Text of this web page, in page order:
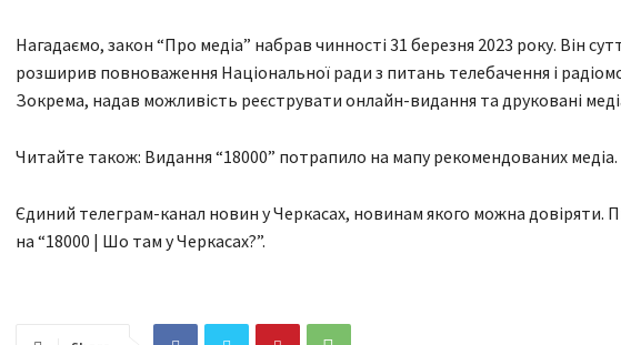
Нагадаємо, закон “Про медіа” набрав чинності 31 березня 2023 року. Він
розширив повноваження Національної ради з питань телебачення і
Зокрема, надав можливість реєструвати онлайн-видання та друковані
Читайте також: Видання “18000” потрапило на мапу рекомендованих медіа.
Єдиний телеграм-канал новин у Черкасах, новинам якого можна довіряти.
на “18000 | Шо там у Черкасах?”.